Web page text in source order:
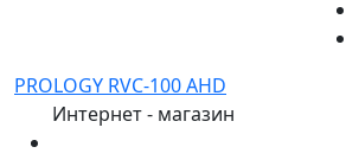
PROLOGY RVC-100 AHD
Интернет - магазин